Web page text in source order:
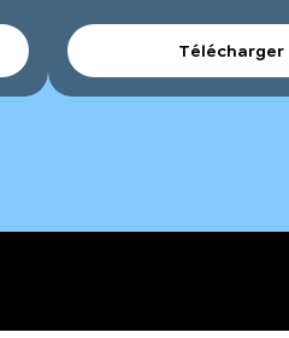
Télécharger